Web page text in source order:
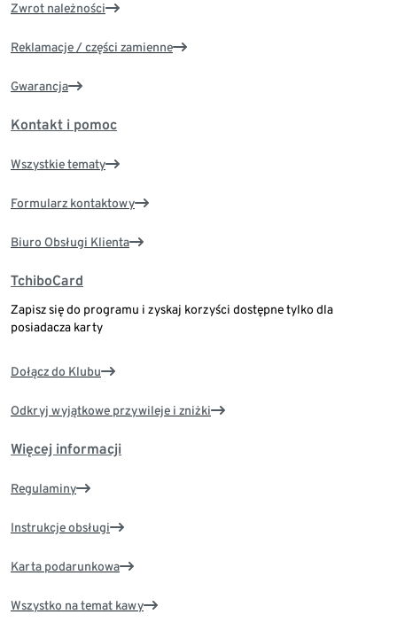
Zwrot należności
Reklamacje / części zamienne
Gwarancja
Kontakt i pomoc
Wszystkie tematy
Formularz kontaktowy
Biuro Obsługi Klienta
TchiboCard
Zapisz się do programu i zyskaj korzyści dostępne tylko dla
posiadacza karty
Dołącz do Klubu
Odkryj wyjątkowe przywileje i zniżki
Więcej informacji
Regulaminy
Instrukcje obsługi
Karta podarunkowa
Wszystko na temat kawy